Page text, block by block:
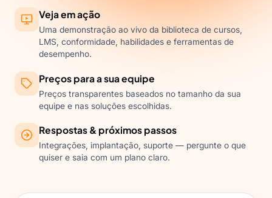
Veja em ação
Uma demonstração ao vivo da biblioteca de cursos,
LMS, conformidade, habilidades e ferramentas de
desempenho.
Preços para a sua equipe
Preços transparentes baseados no tamanho da sua
equipe e nas soluções escolhidas.
Respostas & próximos passos
Integrações, implantação, suporte — pergunte o que
quiser e saia com um plano claro.